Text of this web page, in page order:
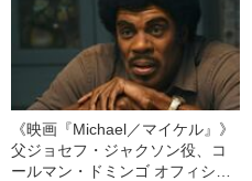
《映画『Michael／マイケル』》
父ジョセフ・ジャクソン役、コ
ールマン・ドミンゴ オフィシャ